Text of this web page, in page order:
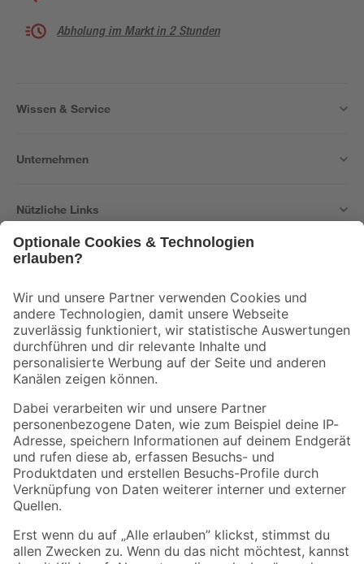
Abholung im Markt in 2 Stunden
Wissen & Service
Unternehmen
Nützliche Links
Der toom Newsletter: Keine Angebote und Aktionen mehr verpassen!
Zur Newsletter Anmeldung
Folge uns
Zahlungsarten Versandarten
Sicher einkaufen